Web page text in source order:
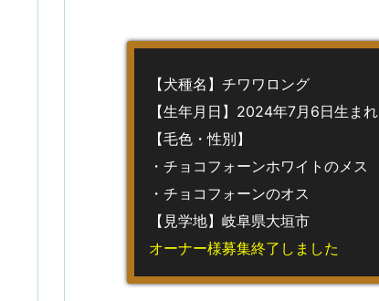
【犬種名】チワワロング
【生年月日】2024年7月6日生まれ
【毛色・性別】
・チョコフォーンホワイトのメス
・チョコフォーンのオス
【見学地】岐阜県大垣市
オーナー様募集終了しました